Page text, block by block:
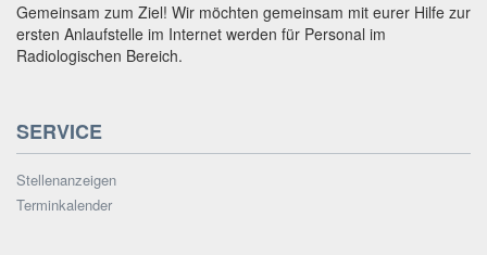
Gemeinsam zum Ziel! Wir möchten gemeinsam mit eurer Hilfe zur
ersten Anlaufstelle im Internet werden für Personal im
Radiologischen Bereich.
SERVICE
Stellenanzeigen
Terminkalender